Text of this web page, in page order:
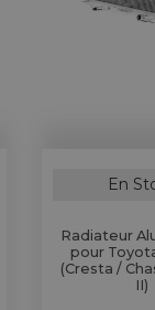
En
Radiateur
pour
(Cresta /
II)